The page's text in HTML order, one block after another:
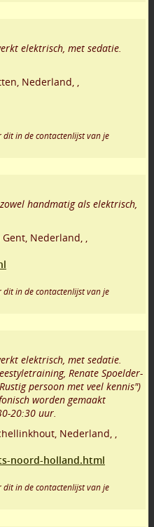
elektrisch, met sedatie.
Nederland,
dit in de contactenlijst van je
handmatig als elektrisch,
Gent Nederland,
dit in de contactenlijst van je
elektrisch, met sedatie.
Renate Spoelder-
persoon met veel kennis")
worden gemaakt
20:30 uur.
Nederland,
noord-holland.html
dit in de contactenlijst van je